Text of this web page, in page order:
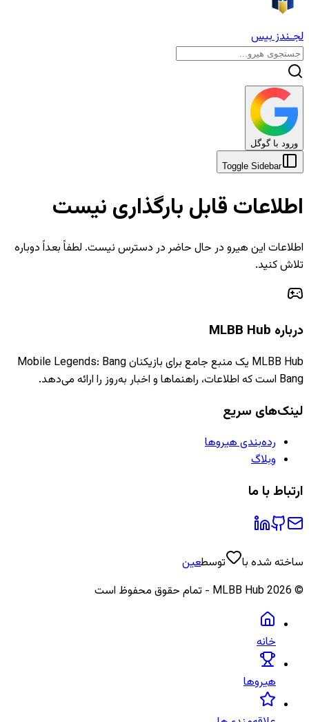
لجـندز بیس
ورود با گوگل
Toggle Sidebar
اطلاعات قابل بارگذاری نیست
اطلاعات این هیرو در حال حاضر در دسترس نیست. لطفاً بعداً دوباره
تلاش کنید.
درباره MLBB Hub
MLBB Hub یک منبع جامع برای بازیکنان Mobile Legends: Bang
Bang است که اطلاعات، راهنماها و اخبار به‌روز را ارائه می‌دهد.
لینک‌های سریع
رده‌بندی هیروها
وبلاگ
ارتباط با ما
ساخته شده با توسطعین
©
2026
خانه
هیروها